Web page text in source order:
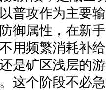
普攻作为主要
御属性，在新
用频繁消耗补
是矿区浅层的
这个阶段不必